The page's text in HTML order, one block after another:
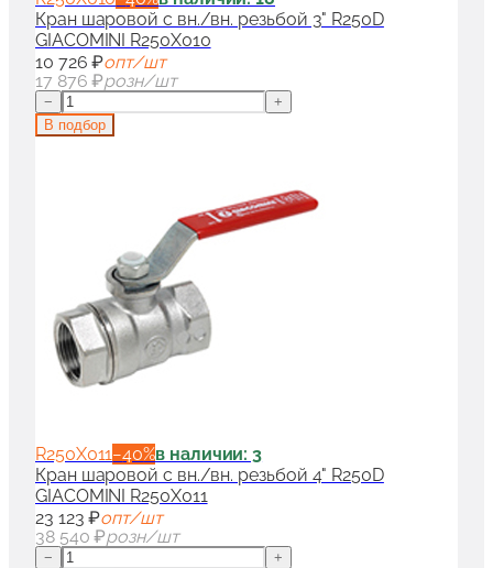
Кран шаровой с вн./вн. резьбой 3" R250D
GIACOMINI R250X010
10 726 ₽опт/шт
17 876 ₽розн/шт
−
+
В подбор
R250X011−40%в наличии: 3
Кран шаровой с вн./вн. резьбой 4" R250D
GIACOMINI R250X011
23 123 ₽опт/шт
38 540 ₽розн/шт
−
+